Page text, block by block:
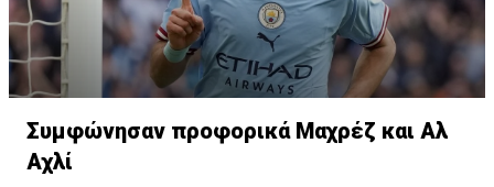
Συμφώνησαν προφορικά Μαχρέζ και Αλ
Αχλί